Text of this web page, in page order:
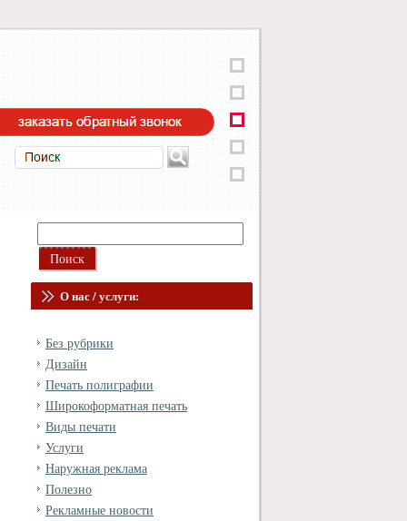
О нас / услуги:
Без рубрики
Дизайн
Печать полиграфии
Широкоформатная печать
Виды печати
Услуги
Наружная реклама
Полезно
Рекламные новости